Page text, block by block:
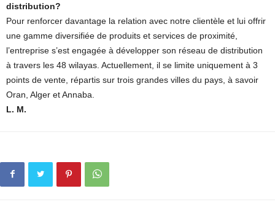
distribution?
Pour renforcer davantage la relation avec notre clientèle et lui offrir
une gamme diversifiée de produits et services de proximité,
l’entreprise s’est engagée à développer son réseau de distribution
à travers les 48 wilayas. Actuellement, il se limite uniquement à 3
points de vente, répartis sur trois grandes villes du pays, à savoir
Oran, Alger et Annaba.
L. M.